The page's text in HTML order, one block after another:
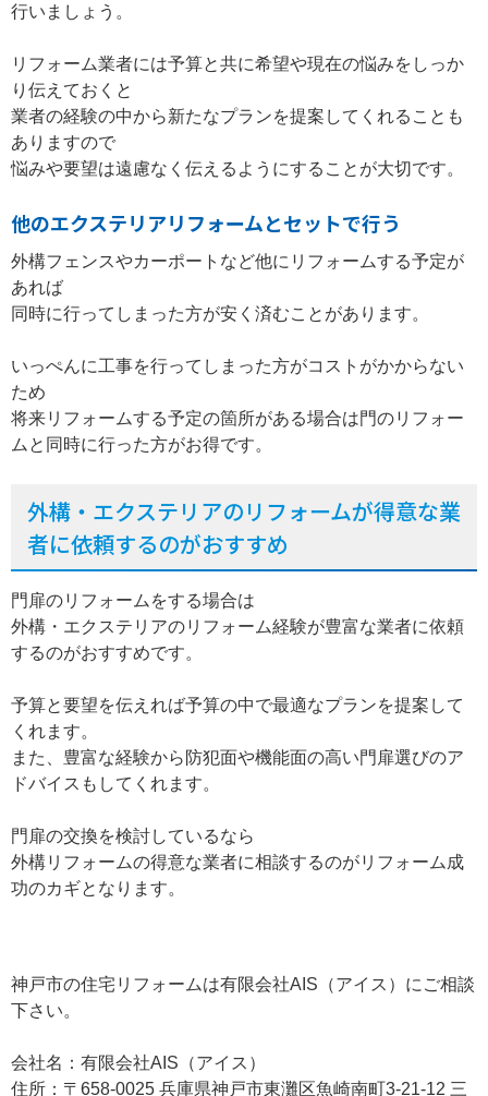
行いましょう。
リフォーム業者には予算と共に希望や現在の悩みをしっか
り伝えておくと
業者の経験の中から新たなプランを提案してくれることも
ありますので
悩みや要望は遠慮なく伝えるようにすることが大切です。
他のエクステリアリフォームとセットで行う
外構フェンスやカーポートなど他にリフォームする予定が
あれば
同時に行ってしまった方が安く済むことがあります。
いっぺんに工事を行ってしまった方がコストがかからない
ため
将来リフォームする予定の箇所がある場合は門のリフォー
ムと同時に行った方がお得です。
外構・エクステリアのリフォームが得意な業
者に依頼するのがおすすめ
門扉のリフォームをする場合は
外構・エクステリアのリフォーム経験が豊富な業者に依頼
するのがおすすめです。
予算と要望を伝えれば予算の中で最適なプランを提案して
くれます。
また、豊富な経験から防犯面や機能面の高い門扉選びのア
ドバイスもしてくれます。
門扉の交換を検討しているなら
外構リフォームの得意な業者に相談するのがリフォーム成
功のカギとなります。
神戸市の住宅リフォームは有限会社AIS（アイス）にご相談
下さい。
会社名：有限会社AIS（アイス）
住所：〒658-0025 兵庫県神戸市東灘区魚崎南町3-21-12 三